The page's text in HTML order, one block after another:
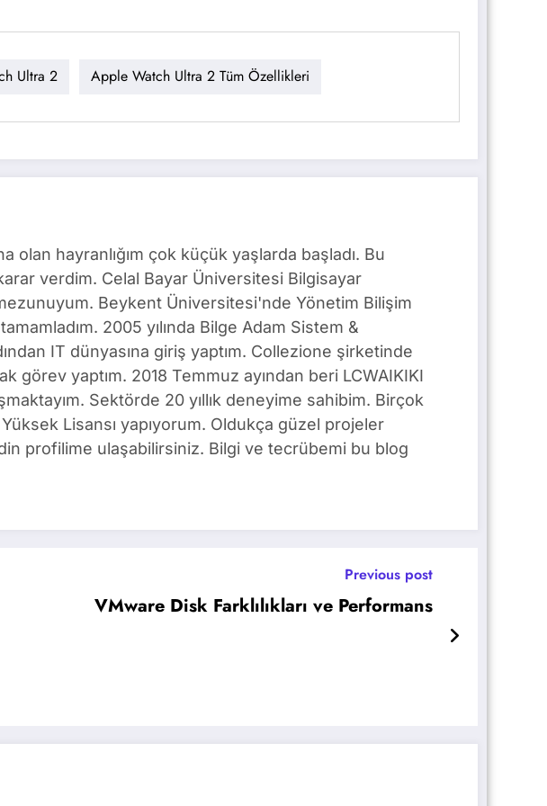
Ultra 2 Apple Watch Ultra 2 Tüm Özellikleri
olan hayranlığım çok küçük yaşlarda başladı. Bu
verdim. Celal Bayar Üniversitesi Bilgisayar
Beykent Üniversitesi'nde Yönetim Bilişim
2005 yılında Bilge Adam Sistem &
IT dünyasına giriş yaptım. Collezione şirketinde
görev yaptım. 2018 Temmuz ayından beri LCWAIKIKI
Sektörde 20 yıllık deneyime sahibim. Birçok
Lisansı yapıyorum. Oldukça güzel projeler
profilime ulaşabilirsiniz. Bilgi ve tecrübemi bu blog
Previous post
VMware Disk Farklılıkları ve Performans